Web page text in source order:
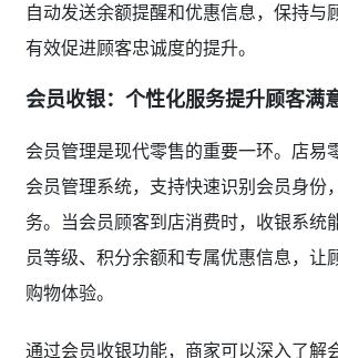
自动发送余额提醒和优惠信息，保持与
有效促进顾客忠诚度的提升。
会员收银：个性化服务提升顾客满
会员管理是现代零售的重要一环。店易
会员管理系统，支持快速识别会员身份
务。当会员顾客到店消费时，收银系统
员等级、积分余额和专属优惠信息，让
购物体验。
通过会员收银功能，商家可以深入了解